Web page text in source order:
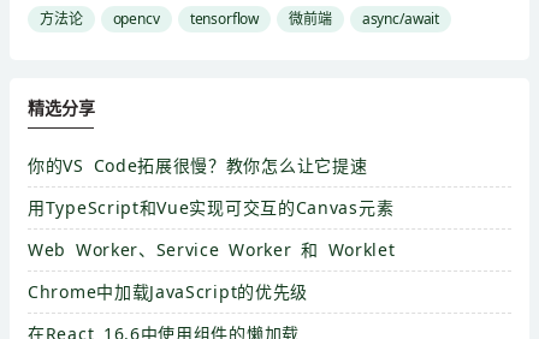
方法论
opencv tensorflow 微前端 async/await
精选分享
你的VS Code拓展很慢？教你怎么让它提速
用TypeScript和Vue实现可交互的Canvas元素
Web Worker、Service Worker 和 Worklet
Chrome中加载JavaScript的优先级
在React 16.6中使用组件的懒加载